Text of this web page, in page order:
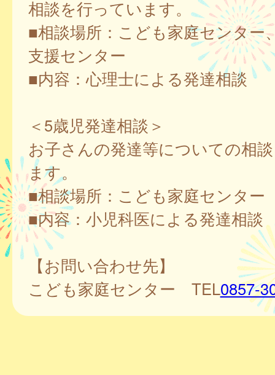
相談を行っています。
■相談場所：こども家庭センター
支援センター
■内容：心理士による発達相談
＜5歳児発達相談＞
お子さんの発達等についての相
ます。
■相談場所：こども家庭センター
■内容：小児科医による発達相談
【お問い合わせ先】
こども家庭センター TEL0857-